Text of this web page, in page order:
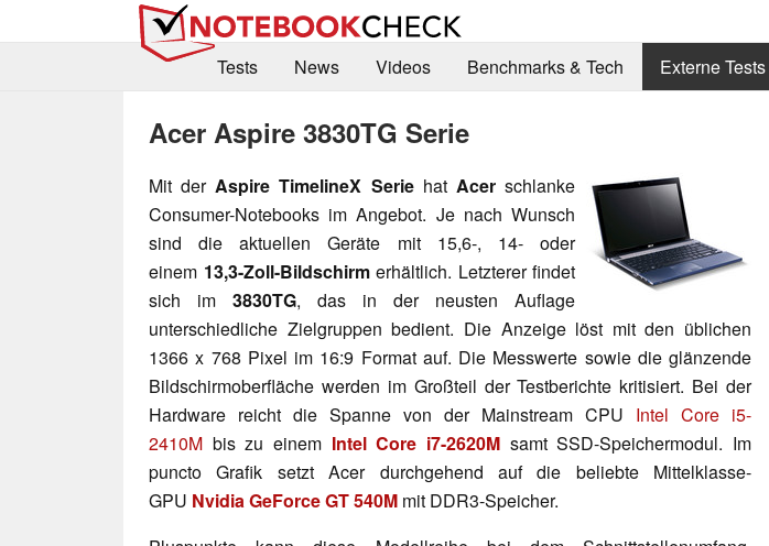
Tests
News Videos Benchmarks & Tech Externe Tests
Acer Aspire 3830TG Serie
Mit derAspire TimelineX Seriehat Acerschlanke
Consumer-Notebooks im Angebot. Je nach Wunsch
sind die aktuellen Geräte mit 15,6-, 14- oder
einem 13,3-Zoll-Bildschirmerhältlich. Letzterer findet
sich im 3830TG, das in der neusten Auflage
unterschiedliche Zielgruppen bedient. Die Anzeige löst mit den üblichen
1366 x 768 Pixel im 16:9 Format auf. Die Messwerte sowie die glänzende
Bildschirmoberfläche werden im Großteil der Testberichte kritisiert. Bei der
Hardware reicht die Spanne von der Mainstream CPU Intel Core i5-
2410M bis zu einem Intel Core i7-2620M samt SSD-Speichermodul. Im
puncto Grafik setzt Acer durchgehend auf die beliebte Mittelklasse-
GPU Nvidia GeForce GT 540M mit DDR3-Speicher.